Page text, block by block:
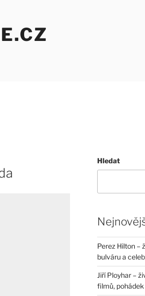
Hledat
Perez Hilton –
bulváru a
Jiří Ployhar –
filmů, pohádek